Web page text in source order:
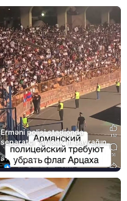
Erməni polisi stadionda
separatçı “Artsax”ın bayrağını
müsadirə etdi və…
8 Avq • 08:39